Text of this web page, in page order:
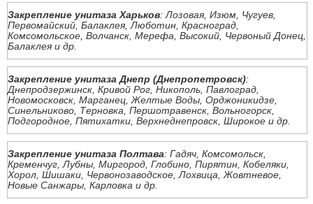
Закрепление унитаза Харьков: Лозовая, Изюм, Чугуев,
Первомайский, Балаклея, Люботин, Красноград,
Комсомольское, Волчанск, Мерефа, Высокий, Червоный Донец,
Балаклея и др.
Закрепление унитаза Днепр (Днепропетровск):
Днепродзержинск, Кривой Рог, Никополь, Павлоград,
Новомосковск, Марганец, Желтые Воды, Орджоникидзе,
Синельниково, Терновка, Першотравенск, Вольногорск,
Подгородное, Пятихатки, Верхнеднепровск, Широкое и др.
Закрепление унитаза Полтава: Гадяч, Комсомольск,
Кременчуг, Лубны, Миргород, Глобино, Пирятин, Кобеляки,
Хорол, Шишаки, Червонозаводское, Лохвица, Жовтневое,
Новые Санжары, Карловка и др.